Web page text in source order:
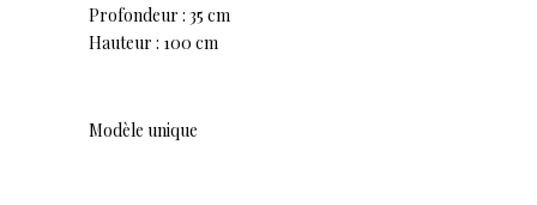
Profondeur : 35 cm
Hauteur : 100 cm
Modèle unique